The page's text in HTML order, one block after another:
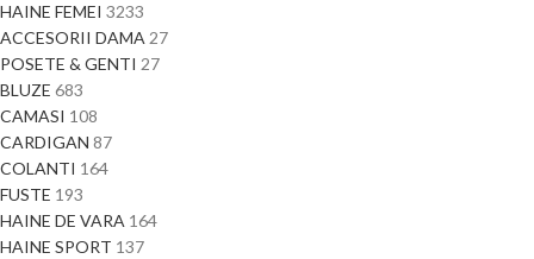
HAINE FEMEI 3233
ACCESORII DAMA 27
POSETE & GENTI 27
BLUZE 683
CAMASI 108
CARDIGAN 87
COLANTI 164
FUSTE 193
HAINE DE VARA 164
HAINE SPORT 137